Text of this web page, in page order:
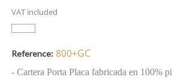
VAT included
Reference: 800+GC
- Cartera Porta Placa fabricada en 100%